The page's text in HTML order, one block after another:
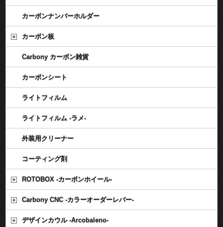
カーボンナンバーホルダー
カーボン板
Carbony カーボン雑貨
カーボンシート
ライトフィルム
ライトフィルム -ラメ-
外装用クリーナー
コーティング剤
ROTOBOX -カーボンホイール-
Carbony CNC -カラーオーダーレバー-
デザインカウル -Arcobaleno-